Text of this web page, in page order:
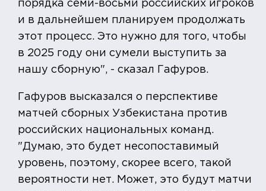
порядка семи-восьми российских игроков
и в дальнейшем планируем продолжать
этот процесс. Это нужно для того, чтобы
в 2025 году они сумели выступить за
нашу сборную", - сказал Гафуров.
Гафуров высказался о перспективе
матчей сборных Узбекистана против
российских национальных команд.
"Думаю, это будет несопоставимый
уровень, поэтому, скорее всего, такой
вероятности нет. Может, это будут матчи